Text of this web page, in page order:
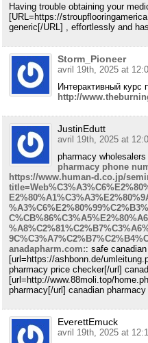
Having trouble obtaining your
[URL=https://
generic[/URL] , effortlessly and
Storm_Pioneer
avril 19th, 2025 at
Интерактивный курс
http://
JustinEdutt
avril 19th, 2025 at
pharmacy
pharmacy phone
https://www.human-d.co.jp/
anadapharm.com:: safe
[url=https://ashbonn.de/
pharmacy price checker[/url]
[url=http://www.88moli.top/
pharmacy[/url] canadian
EverettEmuck
avril 19th, 2025 at